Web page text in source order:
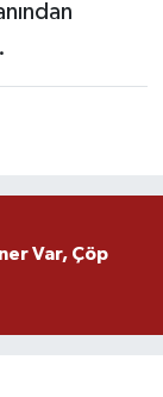
Var, Çöp